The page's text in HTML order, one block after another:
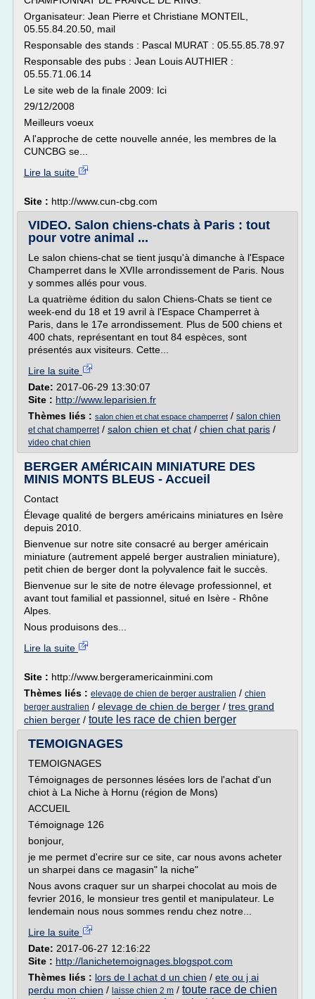
Organisateur: Jean Pierre et Christiane MONTEIL,
05.55.84.20.50, mail
Responsable des stands : Pascal MURAT : 05.55.85.78.97
Responsable des pubs : Jean Louis AUTHIER :
05.55.71.06.14
Le site web de la finale 2009: Ici
29/12/2008
Meilleurs voeux
A l'approche de cette nouvelle année, les membres de la
CUNCBG se...
Lire la suite
Site : http://www.cun-cbg.com
VIDEO. Salon chiens-chats à Paris : tout
pour votre animal ...
Le salon chiens-chat se tient jusqu'à dimanche à l'Espace
Champerret dans le XVIIe arrondissement de Paris. Nous
y sommes allés pour vous.
La quatrième édition du salon Chiens-Chats se tient ce
week-end du 18 et 19 avril à l'Espace Champerret à
Paris, dans le 17e arrondissement. Plus de 500 chiens et
400 chats, représentant en tout 84 espèces, sont
présentés aux visiteurs. Cette...
Lire la suite
Date: 2017-06-29 13:30:07
Site : http://www.leparisien.fr
Thèmes liés : salon chien et chat espace champerret / salon chien
et chat champerret/ salon chien et chat / chien chat paris /
video chat chien
BERGER AMÉRICAIN MINIATURE DES
MINIS MONTS BLEUS - Accueil
Contact
Élevage qualité de bergers américains miniatures en Isère
depuis 2010.
Bienvenue sur notre site consacré au berger américain
miniature (autrement appelé berger australien miniature),
petit chien de berger dont la polyvalence fait le succès.
Bienvenue sur le site de notre élevage professionnel, et
avant tout familial et passionnel, situé en Isère - Rhône
Alpes.
Nous produisons des...
Lire la suite
Site : http://www.bergeramericainmini.com
Thèmes liés : elevage de chien de berger australien / chien
berger australien / elevage de chien de berger / tres grand
chien berger / toute les race de chien berger
TEMOIGNAGES
TEMOIGNAGES
Témoignages de personnes lésées lors de l'achat d'un
chiot à La Niche à Hornu (région de Mons)
ACCUEIL
Témoignage 126
bonjour,
je me permet d'ecrire sur ce site, car nous avons acheter
un sharpei dans ce magasin" la niche"
Nous avons craquer sur un sharpei chocolat au mois de
fevrier 2016, le monsieur tres gentil et manipulateur. Le
lendemain nous nous sommes rendu chez notre...
Lire la suite
Date: 2017-06-27 12:16:22
Site : http://lanichetemoignages.blogspot.com
Thèmes liés : lors de l achat d un chien / ete ou j ai
perdu mon chien / laisse chien 2 m / toute race de chien